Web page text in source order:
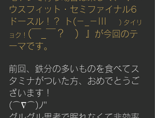
ウスフィット・セミファイナル6
ドースル！？ ト(－_－|||
) タイリ
ョク！
(￣_￣？　)
』が今回のテ
ーマです。
前回、鉄分の多いものを食べてス
タミナがついた方、おめでとうご
ざいます！
(⌒∇⌒)ﾉ"